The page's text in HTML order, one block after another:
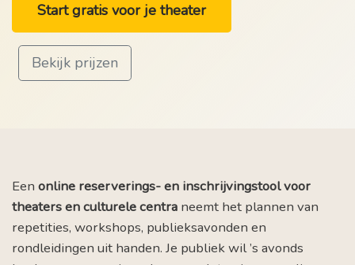
Start gratis voor je theater
Bekijk prijzen
Een online reserverings- en inschrijvingstool voor
theaters en culturele centra neemt het plannen van
repetities, workshops, publieksavonden en
rondleidingen uit handen. Je publiek wil ’s avonds